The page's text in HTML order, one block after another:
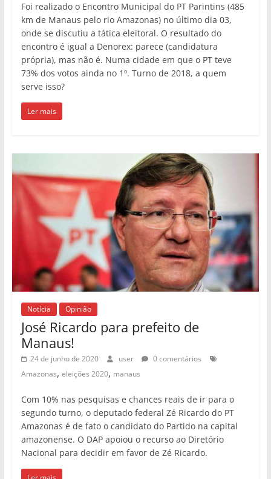
Foi realizado o Encontro Municipal do PT Parintins (485
km de Manaus pelo rio Amazonas) no último dia 03,
onde se discutiu a tática eleitoral. O resultado do
encontro é igual a Denorex: parece (candidatura
própria), mas não é. Numa cidade em que o PT teve
73% dos votos ainda no 1º. Turno de 2018, a quem
serve isso?
Ler mais
Notícia Opinião
José Ricardo para prefeito de
Manaus!
24 de junho de 2020 user
0 comentários
Amazonas, eleições 2020, manaus
Com 10% nas pesquisas e chances reais de ir para o
segundo turno, o deputado federal Zé Ricardo do PT
Amazonas é de fato o candidato do Partido na capital
amazonense. O DAP apoiou o recurso ao Diretório
Nacional para decidir em favor de Zé Ricardo.